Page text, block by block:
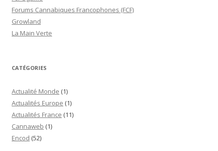
Forums Cannabiques Francophones (FCF)
Growland
La Main Verte
CATÉGORIES
Actualité Monde (1)
Actualités Europe (1)
Actualités France (11)
Cannaweb (1)
Encod (52)